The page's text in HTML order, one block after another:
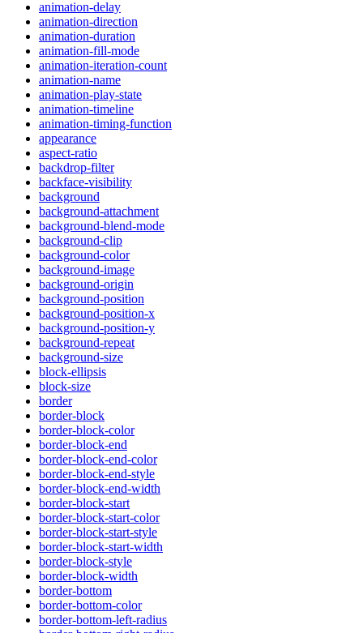
animation-delay
animation-direction
animation-duration
animation-fill-mode
animation-iteration-count
animation-name
animation-play-state
animation-timeline
animation-timing-function
appearance
aspect-ratio
backdrop-filter
backface-visibility
background
background-attachment
background-blend-mode
background-clip
background-color
background-image
background-origin
background-position
background-position-x
background-position-y
background-repeat
background-size
block-ellipsis
block-size
border
border-block
border-block-color
border-block-end
border-block-end-color
border-block-end-style
border-block-end-width
border-block-start
border-block-start-color
border-block-start-style
border-block-start-width
border-block-style
border-block-width
border-bottom
border-bottom-color
border-bottom-left-radius